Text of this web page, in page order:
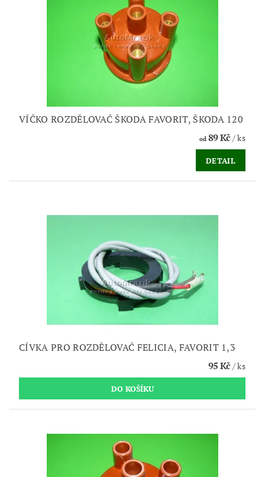
VÍČKO ROZDĚLOVAČ ŠKODA FAVORIT, ŠKODA 120
od89 Kč/ ks
DETAIL
CÍVKA PRO ROZDĚLOVAČ FELICIA, FAVORIT 1,3
95 Kč/ ks